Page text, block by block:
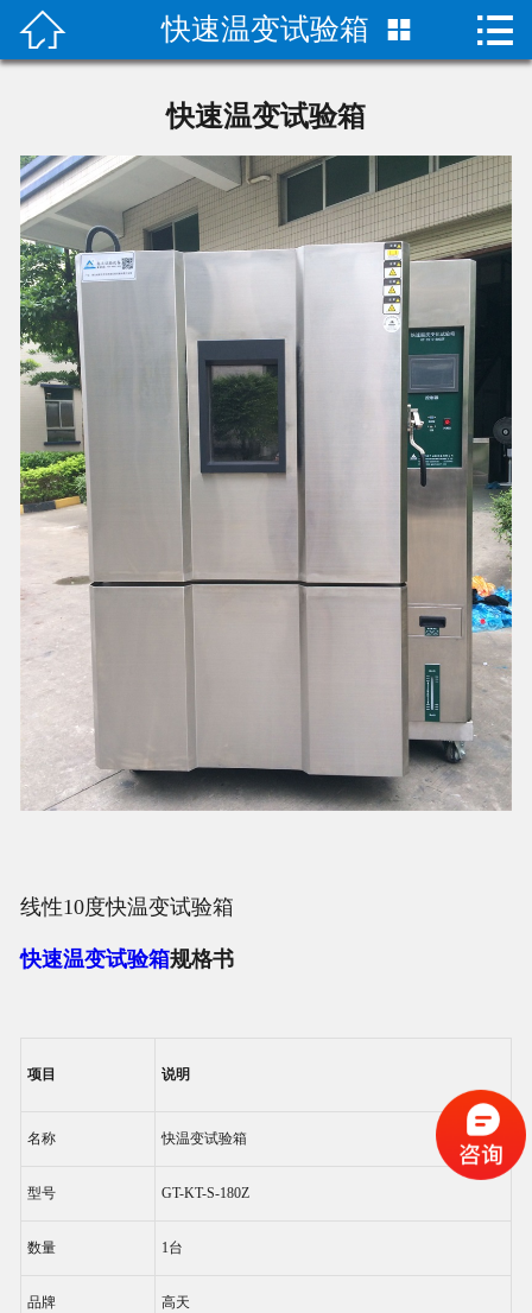
 首页
关于我们
成功案例
荣誉资质
技术指导
新闻动态
联系我们
二次元
 快速温变试验箱  
快速温变试验箱
线性10度快温变试验箱
快速温变试验箱规格书
项目 说明
名称 快温变试验箱
型号 GT-KT-S-180Z
数量 1台
品牌 高天